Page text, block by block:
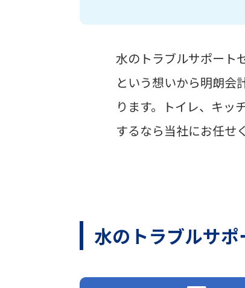
水のトラブルサポート
という想いから明朗会
ります。トイレ、キッ
するなら当社にお任せ
水のトラブルサ